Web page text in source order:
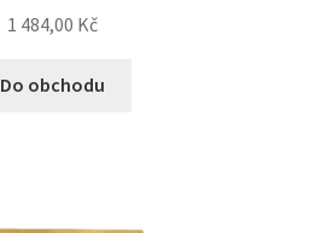
1 484,00 Kč
Do obchodu